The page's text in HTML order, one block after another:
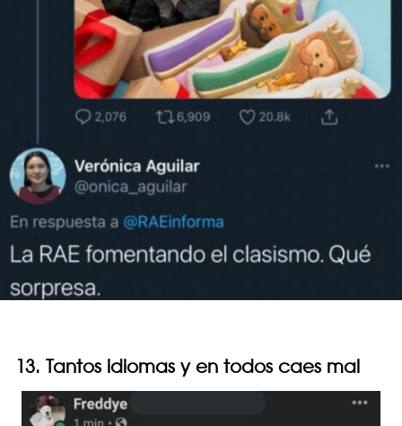
13. Tantos idiomas y en todos caes mal